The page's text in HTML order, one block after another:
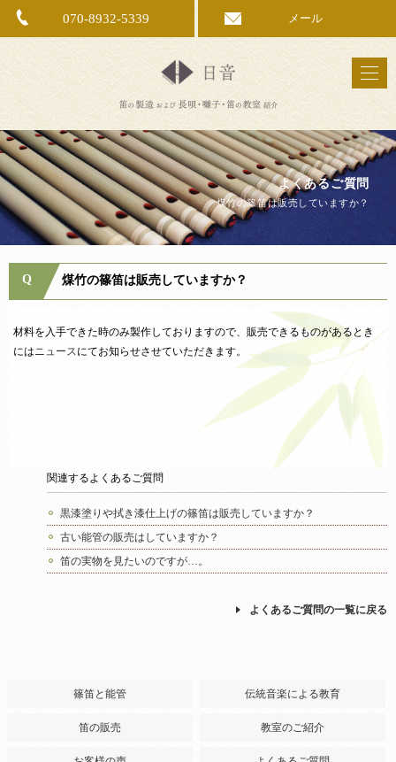
070-8932-5339 メール
よくあるご質問
煤竹の篠笛は販売していますか？
Q 煤竹の篠笛は販売していますか？
材料を入手できた時のみ製作しておりますので、販売できるものがあるとき
には ニュース にてお知らせさせていただきます。
関連するよくあるご質問
黒漆塗りや拭き漆仕上げの篠笛は販売していますか？
古い能管の販売はしていますか？
笛の実物を見たいのですが…。
よくあるご質問の一覧に戻る
篠笛と能管 伝統音楽による教育
笛の販売 教室のご紹介